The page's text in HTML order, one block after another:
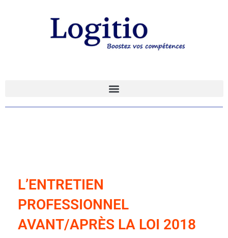
L’ENTRETIEN
PROFESSIONNEL
AVANT/APRÈS LA LOI 2018